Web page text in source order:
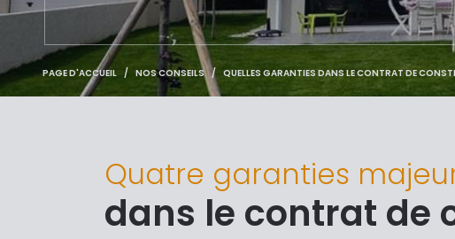
PAGE D'ACCUEIL NOS CONSEILS QUELLES GARANTIES DANS LE CONTRAT DE
Quatre garanties
dans le contrat de